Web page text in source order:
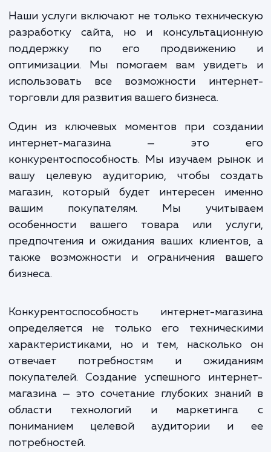
глубокого понимания
ожиданий пользователей.
Результат нашей работы — это
инструмент для интернет-торговли,
помогает вам достичь ваших бизнес-
Увеличение продаж, привлечение
клиентов, повышение узнаваемости
все это становится возможным с
качественного интернет-магазина.
Наши услуги включают не только
разработку сайта, но и
поддержку по его
оптимизации. Мы помогаем вам
Один из ключевых моментов при
интернет-магазина — это
конкурентоспособность. Мы изучаем
вашу целевую аудиторию, чтобы
магазин, который будет интересен
вашим покупателям. Мы
особенности вашего товара или